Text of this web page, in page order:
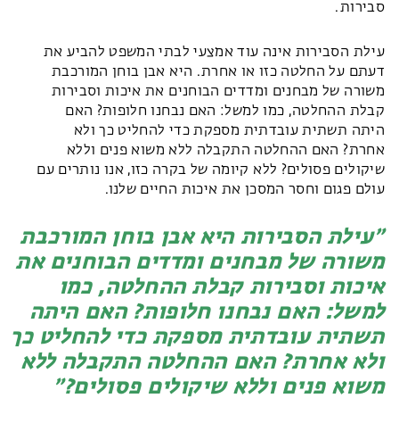
סבירות.
עילת הסבירות אינה עוד אמצעי לבתי המשפט להביע את
דעתם על החלטה כזו או אחרת. היא אבן בוחן המורכבת
משורה של מבחנים ומדדים הבוחנים את איכות וסבירות
קבלת ההחלטה, כמו למשל: האם נבחנו חלופות? האם
היתה תשתית עובדתית מספקת כדי להחליט כך ולא
אחרת? האם ההחלטה התקבלה ללא משוא פנים וללא
שיקולים פסולים? ללא קיומה של בקרה כזו, אנו נותרים עם
עולם פגום וחסר המסכן את איכות החיים שלנו.
עילת הסבירות היא אבן בוחן המורכבת
משורה של מבחנים ומדדים הבוחנים את
איכות וסבירות קבלת ההחלטה, כמו
למשל: האם נבחנו חלופות? האם היתה
תשתית עובדתית מספקת כדי להחליט כך
ולא אחרת? האם ההחלטה התקבלה ללא
משוא פנים וללא שיקולים פסולים?